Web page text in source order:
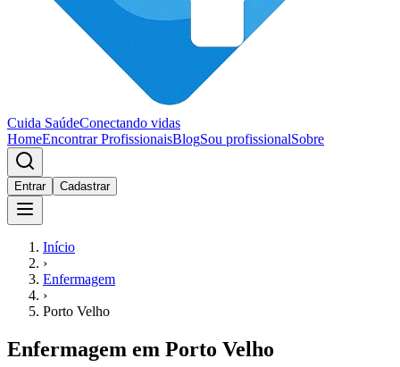
Cuida SaúdeConectando vidas
HomeEncontrar ProfissionaisBlogSou profissionalSobre
Entrar Cadastrar
Início
›
Enfermagem
›
Porto Velho
Enfermagem em Porto Velho